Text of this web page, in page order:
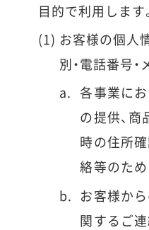
目的で利用します
お客様の個人
別・電話番号
各事業に
の提供、商
時の住所
絡等のため
お客様か
関するご連